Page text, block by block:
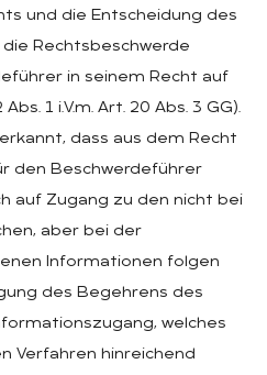
und die Entscheidung des
Rechtsbeschwerde
in seinem Recht auf
1 i.V.m. Art. 20 Abs. 3 GG).
dass aus dem Recht
den Beschwerdeführer
auf Zugang zu den nicht bei
aber bei der
Informationen folgen
des Begehrens des
welches
Verfahren hinreichend